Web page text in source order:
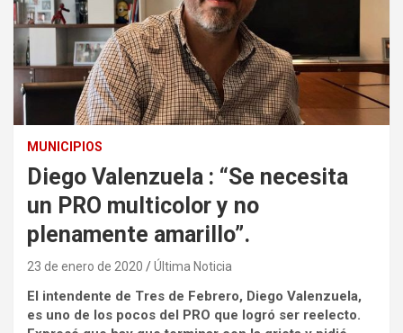
MUNICIPIOS
Diego Valenzuela : “Se necesita
un PRO multicolor y no
plenamente amarillo”.
23 de enero de 2020 Última Noticia
El intendente de Tres de Febrero, Diego Valenzuela,
es uno de los pocos del PRO que logró ser reelecto.